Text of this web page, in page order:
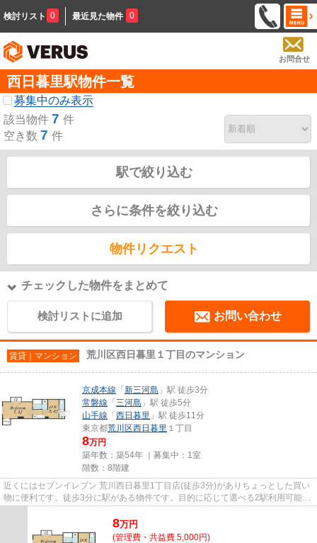
検討リスト 0 最近見た物件 0
お問合せ
西日暮里駅物件一覧
募集中のみ表示
該当物件 7 件
空き数 7 件
駅で絞り込む
さらに条件を絞り込む
物件リクエスト
チェックした物件をまとめて
検討リストに追加 お問い合わせ
賃貸｜マンション 荒川区西日暮里１丁目のマンション
京成本線 「 新三河島 」駅 徒歩3分
常磐線 「 三河島 」駅 徒歩5分
山手線 「 西日暮里 」駅 徒歩11分
東京都荒川区西日暮里 １丁目
8万円
築年数：築54年 ｜募集中： 1室
階数：8階建
近くにはセブンイレブン 荒川西日暮里1丁目店(徒歩3分)がありちょっとした買い
物に便利です。徒歩3分に駅がある物件です。目的に応じて選べる2駅利用可能な
8万円
(管理費・共益費 5,000円)